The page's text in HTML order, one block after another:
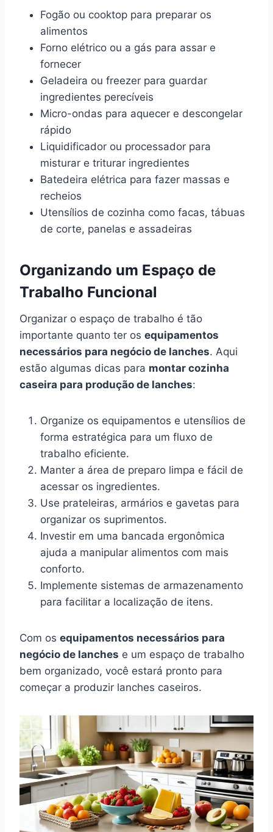
Fogão ou cooktop para preparar os
alimentos
Forno elétrico ou a gás para assar e
fornecer
Geladeira ou freezer para guardar
ingredientes perecíveis
Micro-ondas para aquecer e descongelar
rápido
Liquidificador ou processador para
misturar e triturar ingredientes
Batedeira elétrica para fazer massas e
recheios
Utensílios de cozinha como facas, tábuas
de corte, panelas e assadeiras
Organizando um Espaço de
Trabalho Funcional
Organizar o espaço de trabalho é tão
importante quanto ter os equipamentos
necessários para negócio de lanches. Aqui
estão algumas dicas para montar cozinha
caseira para produção de lanches:
Organize os equipamentos e utensílios de
forma estratégica para um fluxo de
trabalho eficiente.
Manter a área de preparo limpa e fácil de
acessar os ingredientes.
Use prateleiras, armários e gavetas para
organizar os suprimentos.
Investir em uma bancada ergonômica
ajuda a manipular alimentos com mais
conforto.
Implemente sistemas de armazenamento
para facilitar a localização de itens.
Com os equipamentos necessários para
negócio de lanches e um espaço de trabalho
bem organizado, você estará pronto para
começar a produzir lanches caseiros.